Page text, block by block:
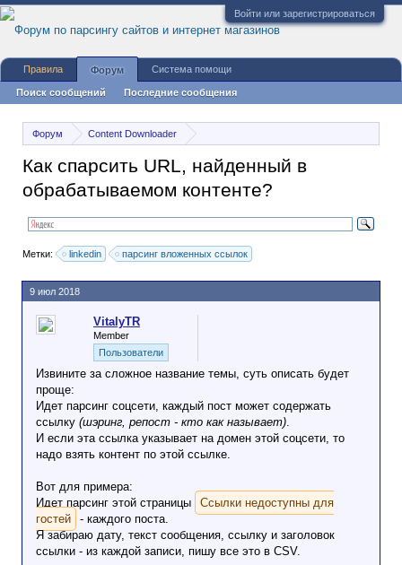
Войти или зарегистрироваться
Форум
Content Downloader
Как спарсить URL, найденный в
обрабатываемом контенте?
Метки: linkedin парсинг вложенных ссылок
VitalyTR
Member
Пользователи
Извините за сложное название темы, суть описать будет
проще:
Идет парсинг соцсети, каждый пост может содержать
ссылку (шэринг, репост - кто как называет).
И если эта ссылка указывает на домен этой соцсети, то
надо взять контент по этой ссылке.
Вот для примера:
Идет парсинг этой страницы
Ссылки недоступны для
гостей
- каждого поста.
Я забираю дату, текст сообщения, ссылку и заголовок
ссылки - из каждой записи, пишу все это в CSV.
9 июл 2018
Правила Форум
Поиск сообщений Последние сообщения
Система помощи